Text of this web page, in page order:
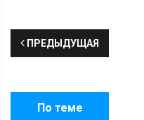
ПРЕДЫДУЩАЯ
По теме